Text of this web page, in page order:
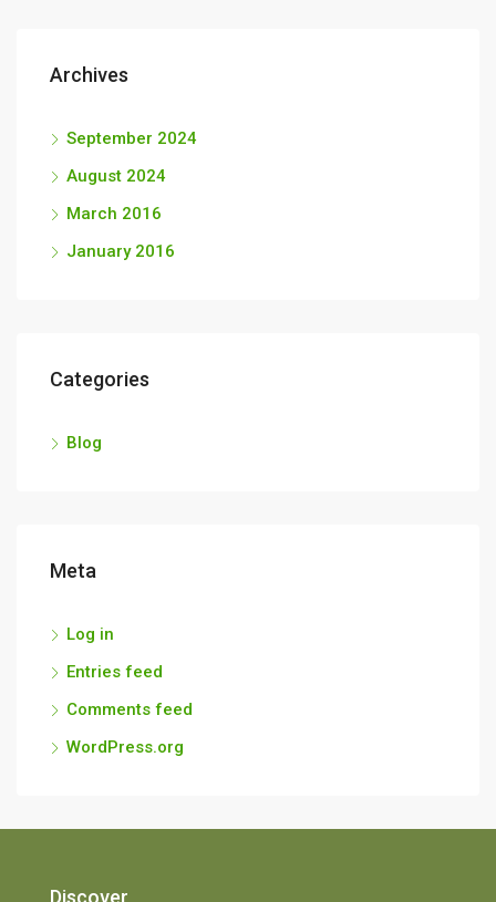
Archives
September 2024
August 2024
March 2016
January 2016
Categories
Blog
Meta
Log in
Entries feed
Comments feed
WordPress.org
Discover